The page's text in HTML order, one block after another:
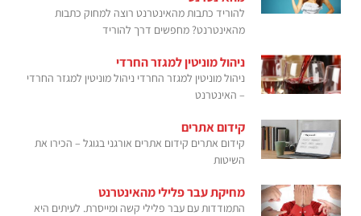
להוריד כתבות מהאינטרנט רוצה למחוק כתבות
מהאינטרנט? מחפשים דרך להוריד
ניהול מוניטין למגזר החרדי
ניהול מוניטין למגזר החרדי ניהול מוניטין למגזר החרדי
– האינטרנט
קידום אתרים
קידום אתרים קידום אתרים אורגני בגוגל – הכירו את
השיטות
מחיקת עבר פלילי מהאינטרנט
התמודדות עם עבר פלילי קשה ומייסרת. לעיתים היא